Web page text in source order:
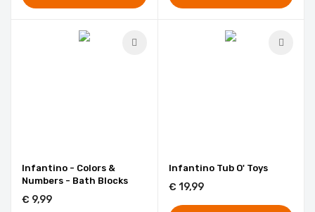
Infantino - Colors &
Numbers - Bath Blocks
€ 9,99
Infantino Tub O' Toys
€ 19,99